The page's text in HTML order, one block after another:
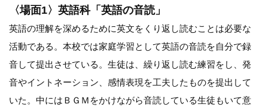
〈場面1〉英語科「英語の音読」
英語の理解を深めるために英文をくり返し読むことは必要な
活動である。本校では家庭学習として英語の音読を自分で録
音して提出させている。生徒は、繰り返し読む練習をし、発
音やイントネーション、感情表現を工夫したものを提出して
いた。中にはＢＧＭをかけながら音読している生徒もいて意